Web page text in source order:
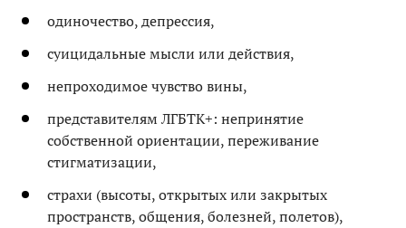
одиночество, депрессия,
суицидальные мысли или действия,
непроходимое чувство вины,
представителям ЛГБТК+: непринятие
собственной ориентации, переживание
стигматизации,
страхи (высоты, открытых или закрытых
пространств, общения, болезней, полетов),